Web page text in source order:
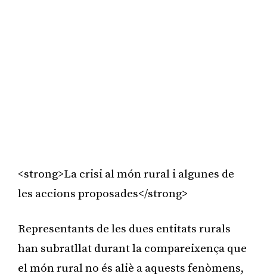
<strong>La crisi al món rural i algunes de
les accions proposades</strong>
Representants de les dues entitats rurals
han subratllat durant la compareixença que
el món rural no és aliè a aquests fenòmens,